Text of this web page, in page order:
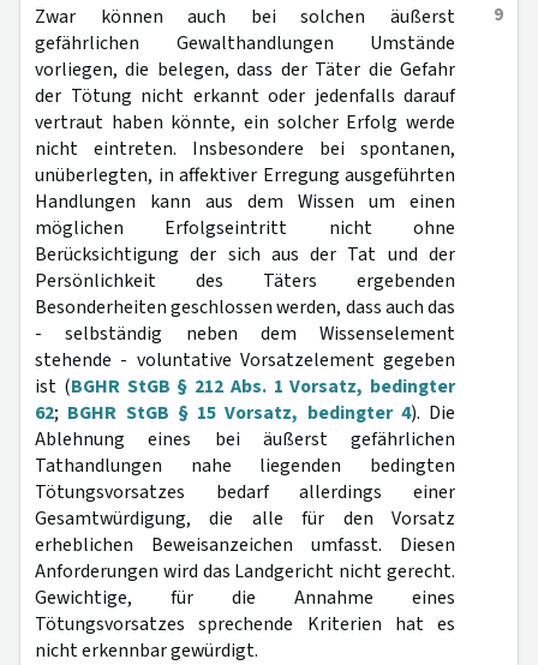
9
Zwar können auch bei solchen äußerst
gefährlichen Gewalthandlungen Umstände
vorliegen, die belegen, dass der Täter die Gefahr
der Tötung nicht erkannt oder jedenfalls darauf
vertraut haben könnte, ein solcher Erfolg werde
nicht eintreten. Insbesondere bei spontanen,
unüberlegten, in affektiver Erregung ausgeführten
Handlungen kann aus dem Wissen um einen
möglichen Erfolgseintritt nicht ohne
Berücksichtigung der sich aus der Tat und der
Persönlichkeit des Täters ergebenden
Besonderheiten geschlossen werden, dass auch das
- selbständig neben dem Wissenselement
stehende - voluntative Vorsatzelement gegeben
ist (BGHR StGB § 212 Abs. 1 Vorsatz, bedingter
62; BGHR StGB § 15 Vorsatz, bedingter 4). Die
Ablehnung eines bei äußerst gefährlichen
Tathandlungen nahe liegenden bedingten
Tötungsvorsatzes bedarf allerdings einer
Gesamtwürdigung, die alle für den Vorsatz
erheblichen Beweisanzeichen umfasst. Diesen
Anforderungen wird das Landgericht nicht gerecht.
Gewichtige, für die Annahme eines
Tötungsvorsatzes sprechende Kriterien hat es
nicht erkennbar gewürdigt.